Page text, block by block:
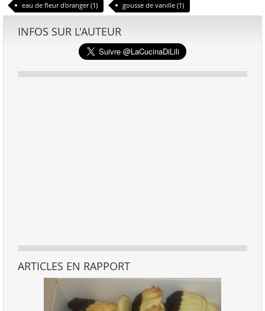
eau de fleur d'oranger (1)
gousse de vanille (1)
INFOS SUR L'AUTEUR
ARTICLES EN RAPPORT